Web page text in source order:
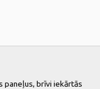
paneļus, brīvi iekārtās